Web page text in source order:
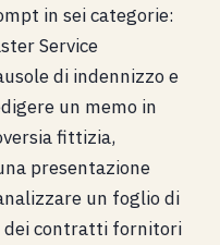
in sei categorie:
Service
di indennizzo e
un memo in
fittizia,
presentazione
un foglio di
dei contratti fornitori